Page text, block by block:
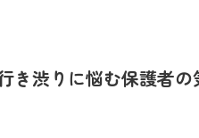
き渋りに悩む保護者